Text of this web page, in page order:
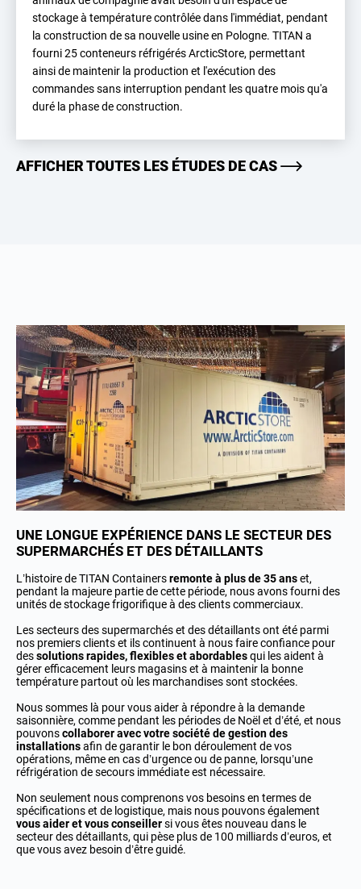
stockage à température contrôlée dans l'immédiat, pendant
la construction de sa nouvelle usine en Pologne. TITAN a
fourni 25 conteneurs réfrigérés ArcticStore, permettant
ainsi de maintenir la production et l'exécution des
commandes sans interruption pendant les quatre mois qu'a
duré la phase de construction.
AFFICHER TOUTES LES ÉTUDES DE CAS
UNE LONGUE EXPÉRIENCE DANS LE SECTEUR DES
SUPERMARCHÉS ET DES DÉTAILLANTS
L’histoire de TITAN Containersremonte à plus de 35 anset,
pendant la majeure partie de cette période, nous avons fourni des
unités de stockage frigorifique à des clients commerciaux.
Les secteurs des supermarchés et des détaillants ont été parmi
nos premiers clients et ils continuent à nous faire confiance pour
dessolutions rapides, flexibles et abordablesqui les aident à
gérer efficacement leurs magasins et à maintenir la bonne
température partout où les marchandises sont stockées.
Nous sommes là pour vous aider à répondre à la demande
saisonnière, comme pendant les périodes de Noël et d’été, et nous
pouvonscollaborer avec votre société de gestion des
installationsafin de garantir le bon déroulement de vos
opérations, même en cas d’urgence ou de panne, lorsqu’une
réfrigération de secours immédiate est nécessaire.
Non seulement nous comprenons vos besoins en termes de
spécifications et de logistique, mais nous pouvons également
vous aider et vous conseillersi vous êtes nouveau dans le
secteur des détaillants, qui pèse plus de 100 milliards d’euros, et
que vous avez besoin d’être guidé.